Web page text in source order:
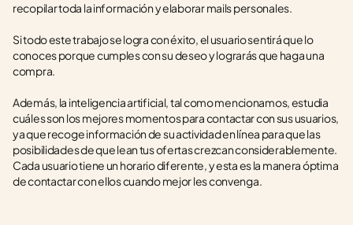
recopilar toda la información y elaborar mails personales.
Si todo este trabajo se logra con éxito, el usuario sentirá que lo
conoces porque cumples con su deseo y lograrás que haga una
compra.
Además, la inteligencia artificial, tal como mencionamos, estudia
cuáles son los mejores momentos para contactar con sus usuarios,
ya que recoge información de su actividad en línea para que las
posibilidades de que lean tus ofertas crezcan considerablemente.
Cada usuario tiene un horario diferente, y esta es la manera óptima
de contactar con ellos cuando mejor les convenga.